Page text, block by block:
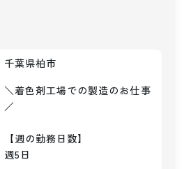
千葉県柏市
＼着色剤工場での製造のお仕事
／
【週の勤務日数】
週5日